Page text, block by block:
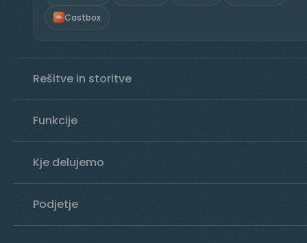
Castbox
Rešitve in storitve
Funkcije
Kje delujemo
Podjetje